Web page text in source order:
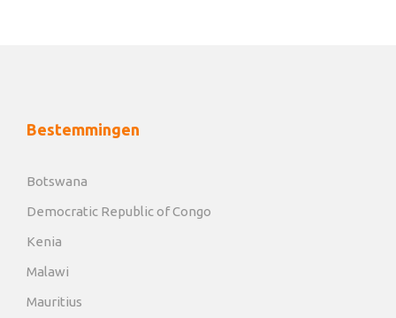
voor 17:30 p.m. op de camping aankomt. Rond 18 uur
gaan de hekken dicht.
je ’s avonds nog uren kunt genieten van de wilde
Bestemmingen
Botswana
Democratic Republic of Congo
Kenia
Malawi
Mauritius